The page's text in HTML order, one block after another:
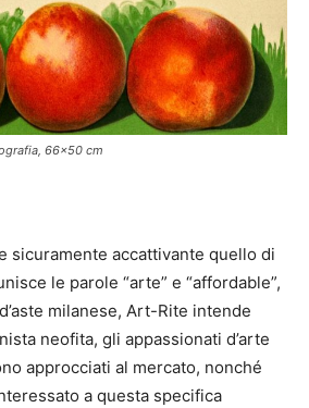
66×50 cm
sicuramente accattivante quello di
le parole “arte” e “affordable”,
milanese, Art-Rite intende
neofita, gli appassionati d’arte
approcciati al mercato, nonché
a questa specifica